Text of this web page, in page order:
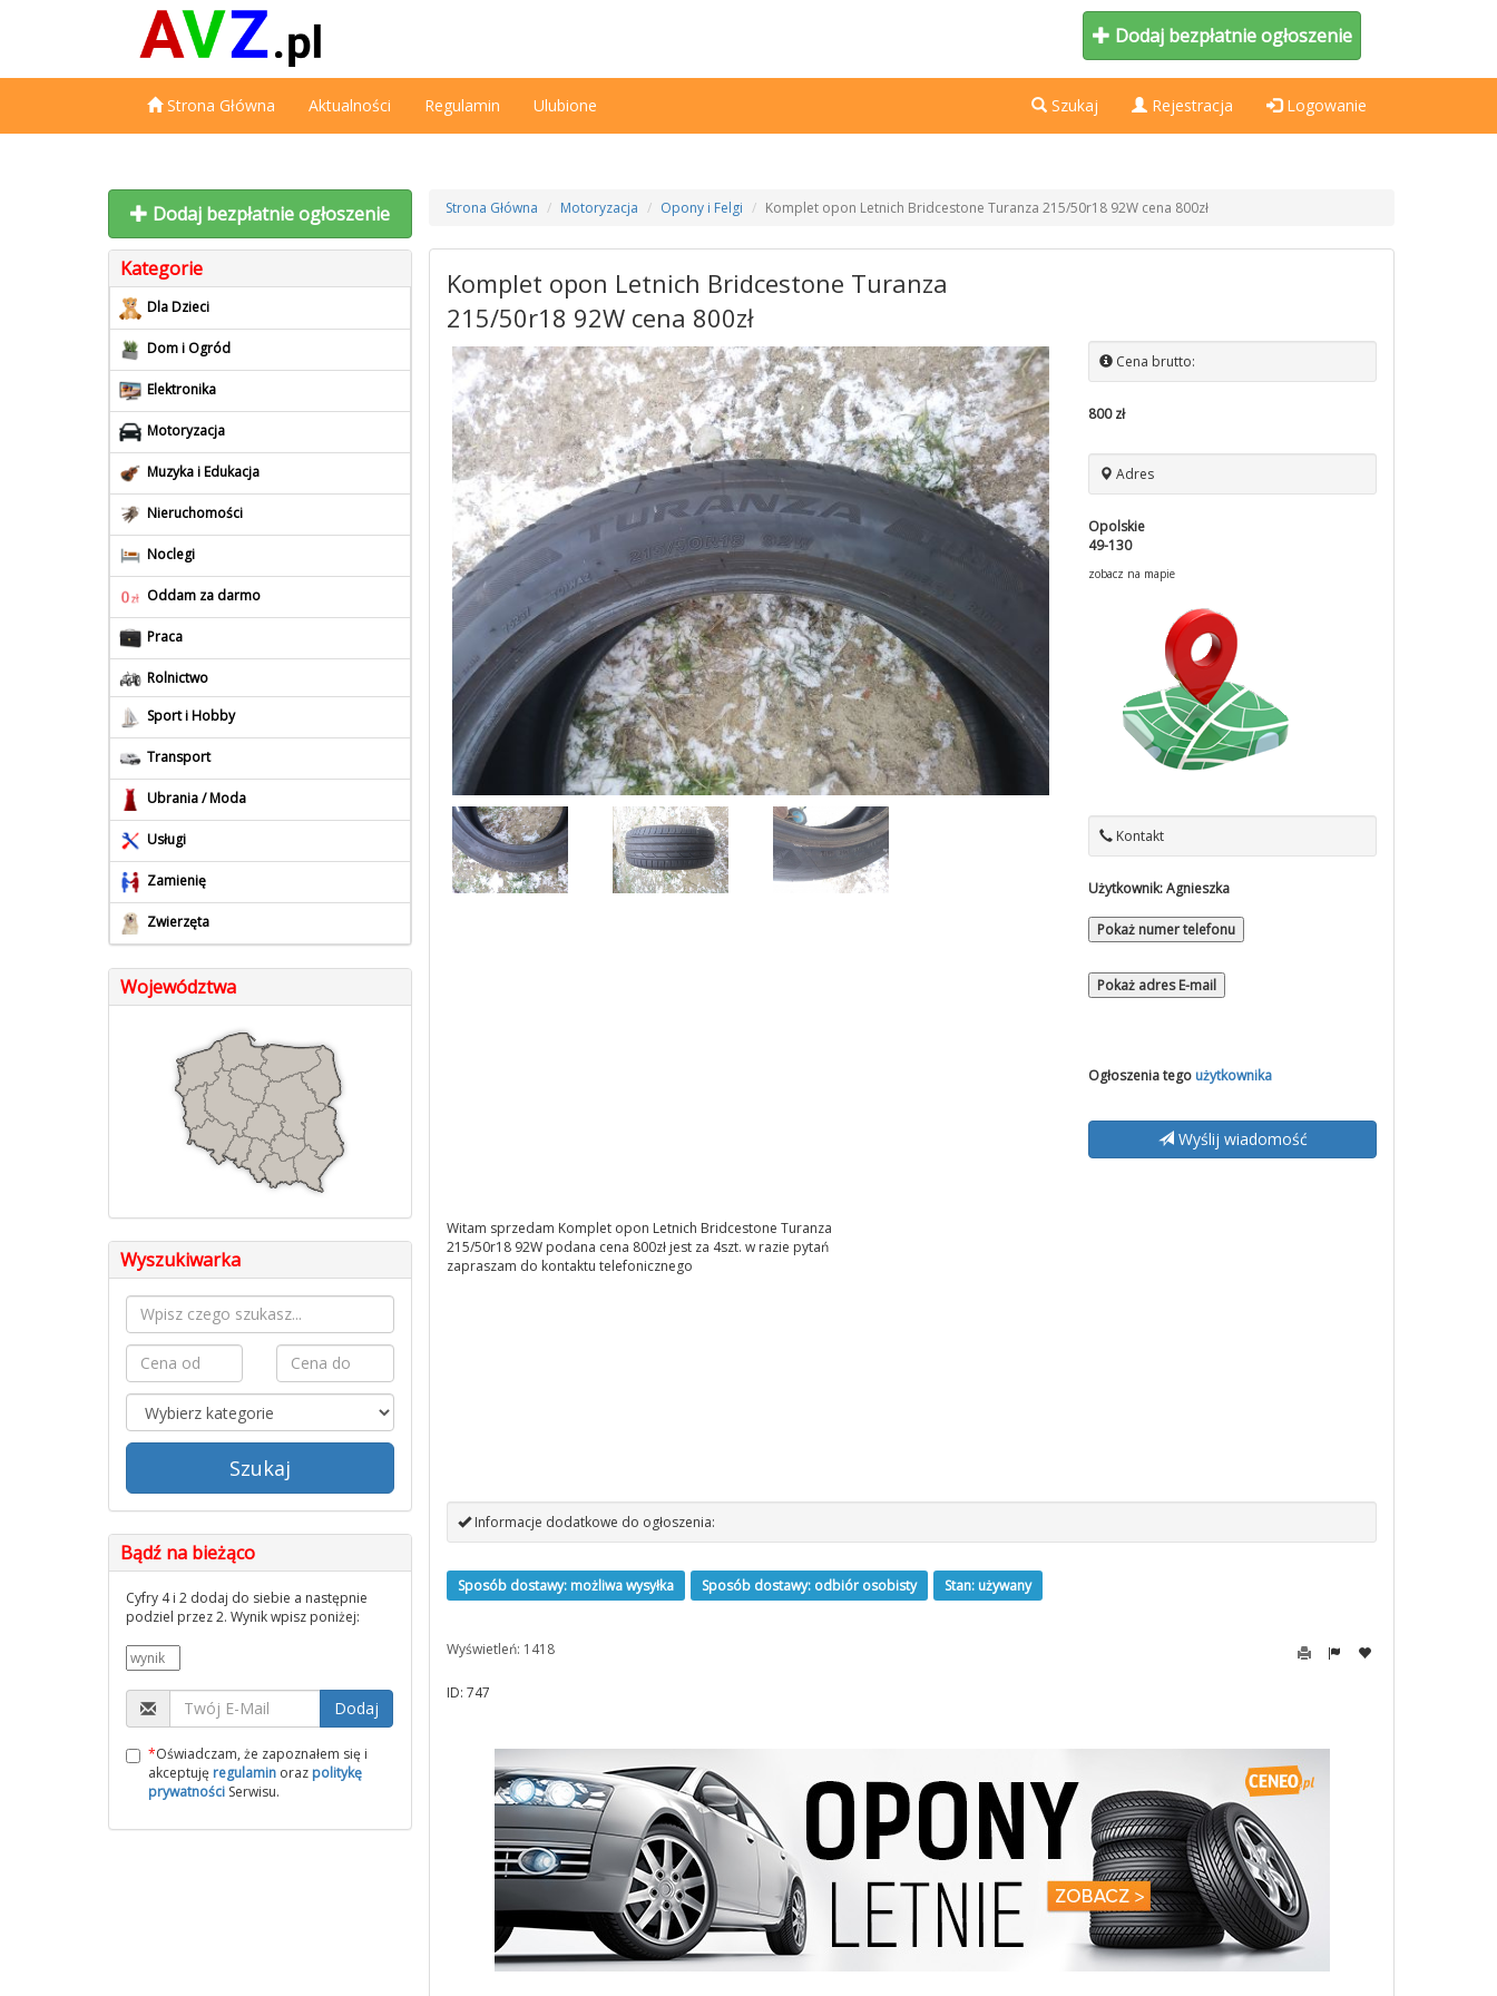
Dodaj bezpłatnie ogłoszenie
Strona Główna Aktualności Regulamin Ulubione Szukaj Rejestracja Logowanie
Dodaj bezpłatnie ogłoszenie
Kategorie
Dla Dzieci
Dom i Ogród
Elektronika
Motoryzacja
Muzyka i Edukacja
Nieruchomości
Noclegi
Oddam za darmo
Praca
Rolnictwo
Sport i Hobby
Transport
Ubrania / Moda
Usługi
Zamienię
Zwierzęta
Województwa
Wyszukiwarka
Szukaj
Bądź na bieżąco
Cyfry 4 i 2 dodaj do siebie a następnie
podziel przez 2. Wynik wpisz poniżej:
Dodaj
*Oświadczam, że zapoznałem się i
akceptuję regulamin oraz politykę
prywatności Serwisu.
Strona Główna Motoryzacja Opony i Felgi Komplet opon Letnich Bridcestone Turanza 215/50r18 92W cena 800zł
Komplet opon Letnich Bridcestone Turanza
215/50r18 92W cena 800zł
Cena brutto:
800 zł
Adres
Opolskie
49-130
zobacz na mapie
Kontakt
Użytkownik:Agnieszka
Pokaż numer telefonu
Pokaż adres E-mail
Ogłoszenia tego użytkownika
Wyślij wiadomość
Witam sprzedam Komplet opon Letnich Bridcestone Turanza
215/50r18 92W podana cena 800zł jest za 4szt. w razie pytań
zapraszam do kontaktu telefonicznego
Informacje dodatkowe do ogłoszenia:
Sposób dostawy: możliwa wysyłka Sposób dostawy: odbiór osobisty Stan: używany
Wyświetleń: 1418
ID: 747